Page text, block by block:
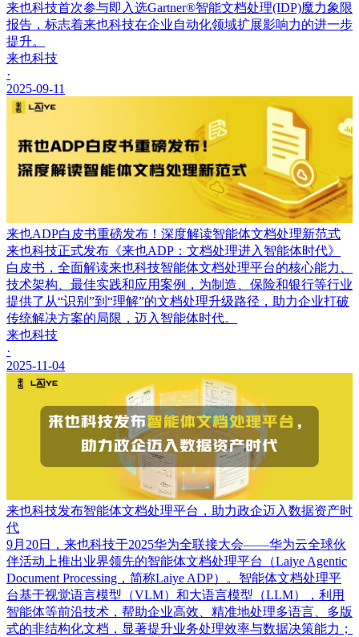
来也科技首次参与即入选Gartner®智能文档处理(IDP)魔力象限
报告，标志着来也科技在企业自动化领域扩展影响力的进一步
提升。
来也科技
·
2025-09-11
来也ADP白皮书重磅发布！深度解读智能体文档处理新范式
来也科技正式发布《来也ADP：文档处理进入智能体时代》
白皮书，全面解读来也科技智能体文档处理平台的核心能力、
技术架构、最佳实践和应用案例，为制造、保险和银行等行业
提供了从“识别”到“理解”的文档处理升级路径，助力企业打破
传统解决方案的局限，迈入智能体时代。
来也科技
·
2025-11-04
来也科技发布智能体文档处理平台，助力政企迈入数据资产时
代
9月20日，来也科技于2025华为全联接大会——华为云全球伙
伴活动上推出业界领先的智能体文档处理平台（Laiye Agentic
Document Processing，简称Laiye ADP）。智能体文档处理平
台基于视觉语言模型（VLM）和大语言模型（LLM），利用
智能体等前沿技术，帮助企业高效、精准地处理多语言、多版
式的非结构化文档，显著提升业务处理效率与数据决策能力；